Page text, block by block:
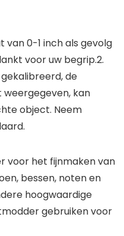
van 0-1 inch als gevolg
voor uw begrip.2.
de
weergegeven, kan
object. Neem
voor het fijnmaken van
bessen, noten en
hoogwaardige
gebruiken voor